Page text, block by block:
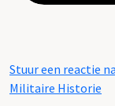
Stuur een reactie
Militaire Historie